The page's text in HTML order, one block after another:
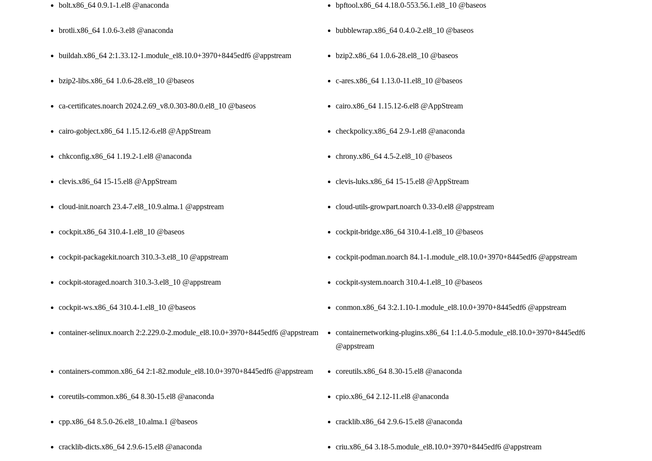
bolt.x86_64 0.9.1-1.el8 @anaconda bpftool.x86_64 4.18.0-553.56.1.el8_10 @baseos
brotli.x86_64 1.0.6-3.el8 @anaconda bubblewrap.x86_64 0.4.0-2.el8_10 @baseos
buildah.x86_64 2:1.33.12-1.module_el8.10.0+3970+8445edf6 @appstream bzip2.x86_64 1.0.6-28.el8_10 @baseos
bzip2-libs.x86_64 1.0.6-28.el8_10 @baseos c-ares.x86_64 1.13.0-11.el8_10 @baseos
ca-certificates.noarch 2024.2.69_v8.0.303-80.0.el8_10 @baseos cairo.x86_64 1.15.12-6.el8 @AppStream
cairo-gobject.x86_64 1.15.12-6.el8 @AppStream checkpolicy.x86_64 2.9-1.el8 @anaconda
chkconfig.x86_64 1.19.2-1.el8 @anaconda chrony.x86_64 4.5-2.el8_10 @baseos
clevis.x86_64 15-15.el8 @AppStream clevis-luks.x86_64 15-15.el8 @AppStream
cloud-init.noarch 23.4-7.el8_10.9.alma.1 @appstream cloud-utils-growpart.noarch 0.33-0.el8 @appstream
cockpit.x86_64 310.4-1.el8_10 @baseos cockpit-bridge.x86_64 310.4-1.el8_10 @baseos
cockpit-packagekit.noarch 310.3-3.el8_10 @appstream cockpit-podman.noarch 84.1-1.module_el8.10.0+3970+8445edf6 @appstream
cockpit-storaged.noarch 310.3-3.el8_10 @appstream cockpit-system.noarch 310.4-1.el8_10 @baseos
cockpit-ws.x86_64 310.4-1.el8_10 @baseos conmon.x86_64 3:2.1.10-1.module_el8.10.0+3970+8445edf6 @appstream
container-selinux.noarch 2:2.229.0-2.module_el8.10.0+3970+8445edf6 @appstream
containernetworking-plugins.x86_64 1:1.4.0-5.module_el8.10.0+3970+8445edf6
@appstream
containers-common.x86_64 2:1-82.module_el8.10.0+3970+8445edf6 @appstream coreutils.x86_64 8.30-15.el8 @anaconda
coreutils-common.x86_64 8.30-15.el8 @anaconda cpio.x86_64 2.12-11.el8 @anaconda
cpp.x86_64 8.5.0-26.el8_10.alma.1 @baseos cracklib.x86_64 2.9.6-15.el8 @anaconda
cracklib-dicts.x86_64 2.9.6-15.el8 @anaconda criu.x86_64 3.18-5.module_el8.10.0+3970+8445edf6 @appstream